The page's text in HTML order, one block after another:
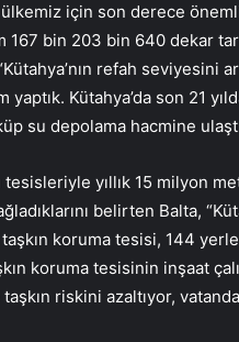
için son derece
bin 203 bin 640 dekar
refah seviyesini
Kütahya’da son 21
su depolama hacmine
tesisleriyle yıllık 15 milyon
belirten Balta,
taşkın koruma tesisi, 144
koruma tesisinin inşaat
riskini azaltıyor,